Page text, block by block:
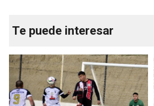
Te puede interesar